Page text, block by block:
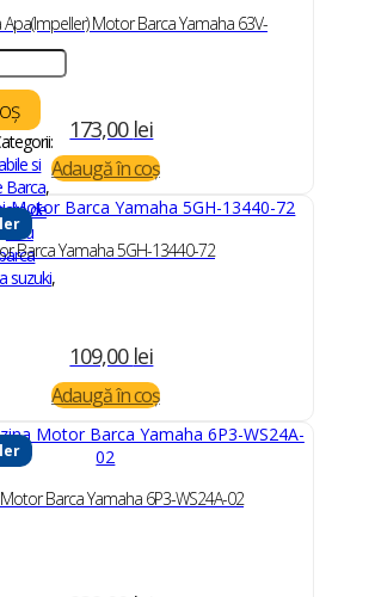
si
Barca,
de
filtru
suzuki,
Motor Barca Yamaha 63V-
173,00 lei
Adaugă în coș
Barca Yamaha 5GH-13440-72
109,00 lei
Adaugă în coș
Barca Yamaha 6P3-WS24A-02